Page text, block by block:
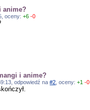
anime?
oceny:+6 -0
i anime?
odpowiedź na#2 , oceny:+1 -0